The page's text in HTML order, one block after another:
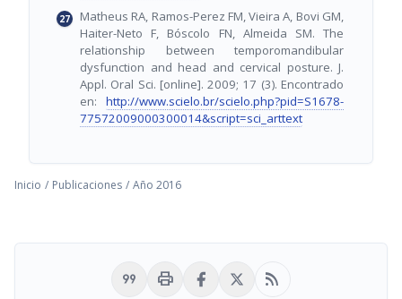
Matheus RA, Ramos-Perez FM, Vieira A, Bovi GM,
Haiter-Neto F, Bóscolo FN, Almeida SM. The
relationship between temporomandibular
dysfunction and head and cervical posture. J.
Appl. Oral Sci. [online]. 2009; 17 (3). Encontrado
en: http://www.scielo.br/scielo.php?pid=S1678-
77572009000300014&script=sci_arttext
Inicio / Publicaciones / Año 2016
format_quote print rss_feed